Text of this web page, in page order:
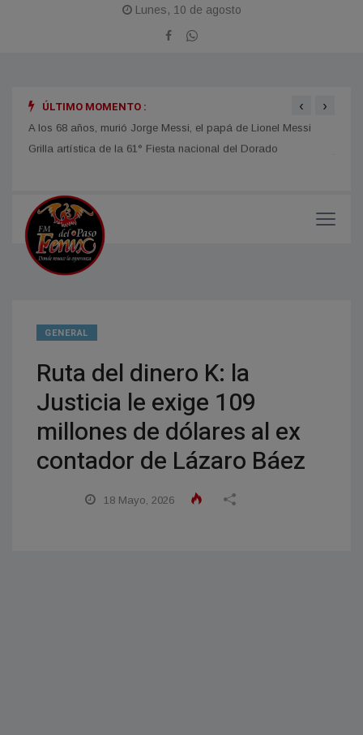
Lunes, 10 de agosto
ÚLTIMO MOMENTO :
A los 68 años, murió Jorge Messi, el papá de Lionel Messi
‹ ›
GENERAL
Ruta del dinero K: la
Justicia le exige 109
millones de dólares al ex
contador de Lázaro Báez
18 Mayo, 2026